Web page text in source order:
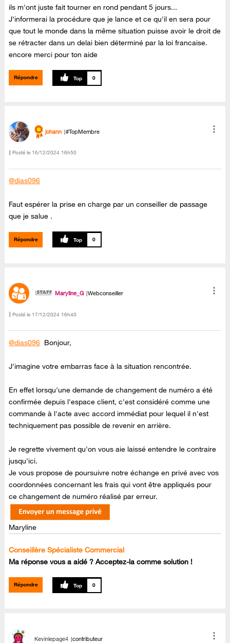
ils m'ont juste fait tourner en rond pendant 5 jours...
J'informerai la procédure que je lance et ce qu'il en sera pour
que tout le monde dans la même situation puisse avoir le droit de
se rétracter dans un delai bien déterminé par la loi francaise.
encore merci pour ton aide
Répondre 0
johann #TopMembre
Posté le ‎16/12/2024 16h50
@dias096
Faut espérer la prise en charge par un conseiller de passage
que je salue .
Répondre 0
Maryline_G Webconseiller
Posté le ‎17/12/2024 16h40
@dias096 Bonjour,
J'imagine votre embarras face à la situation rencontrée.
En effet lorsqu'une demande de changement de numéro a été
confirmée depuis l'espace client, c'est considéré comme une
commande à l'acte avec accord immédiat pour lequel il n'est
techniquement pas possible de revenir en arrière.
Je regrette vivement qu'on vous aie laissé entendre le contraire
jusqu'ici.
Je vous propose de poursuivre notre échange en privé avec vos
coordonnées concernant les frais qui vont être appliqués pour
ce changement de numéro réalisé par erreur.
Maryline
Conseillère Spécialiste Commercial
Ma réponse vous a aidé ? Acceptez-la comme solution !
Répondre 0
Kevinlepage4 contributeur